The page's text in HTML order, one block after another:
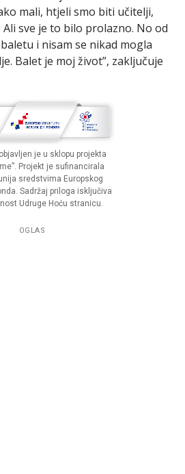
mali, htjeli smo biti učitelji,
sve je to bilo prolazno. No od
i nisam se nikad mogla
Balet je moj život”, zaključuje
je u sklopu projekta
Projekt je sufinancirala
sredstvima Europskog
Sadržaj priloga isključiva
Udruge Hoću stranicu.
OGLAS